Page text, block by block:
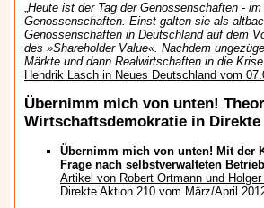
„Heute ist der Tag der Genossenschaften -
Genossenschaften. Einst galten sie als
Genossenschaften in Deutschland auf dem
des »Shareholder Value«. Nachdem
Märkte und dann Realwirtschaften in die
Hendrik Lasch in Neues Deutschland vom
Übernimm mich von unten!
Wirtschaftsdemokratie in
Übernimm mich von unten! Mit der
Frage nach selbstverwalteten
Artikel von Robert Ortmann und
Direkte Aktion 210 vom März/April